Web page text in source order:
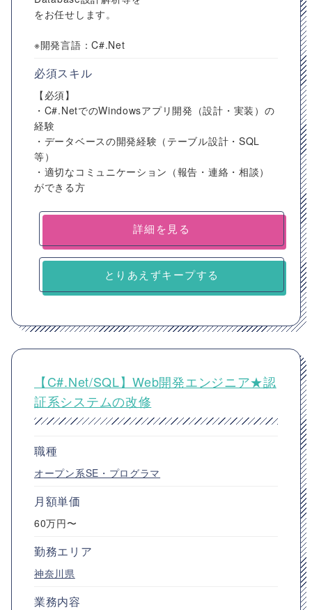
をお任せします。
※開発言語：C#.Net
必須スキル
【必須】
・C#.NetでのWindowsアプリ開発（設計・実装）の
経験
・データベースの開発経験（テーブル設計・SQL
等）
・適切なコミュニケーション（報告・連絡・相談）
ができる方
詳細を見る
とりあえずキープする
【C#.Net/SQL】Web開発エンジニア★認
証系システムの改修
職種
オープン系SE・プログラマ
月額単価
60万円〜
勤務エリア
神奈川県
業務内容